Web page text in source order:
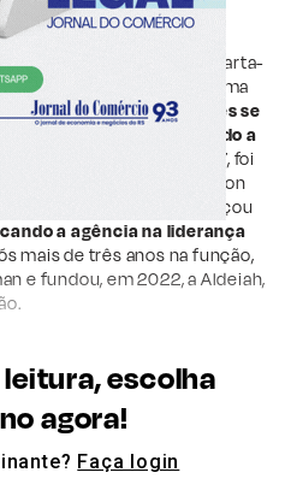
pelo publicitário
e empreendedor,
que acontece nesta quarta-
em Porto Alegre.
Com uma
publicitário,Rodrigues se
Publicis no Brasil, levando a
ranking nacional
. Em 2017, foi
para suceder Washington
onde também alcançou
a agência na liderança
mais de três anos na função,
e fundou, em 2022, a Aldeiah,
escolha
agora!
Faça login